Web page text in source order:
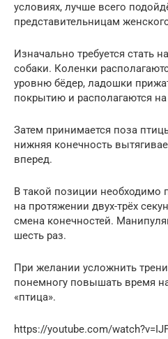
условиях, лучше всего
представительницам
Изначально требуется стать
собаки. Коленки
уровню бёдер, ладошки
покрытию и располагаются
Затем принимается поза
нижняя конечность
вперед.
В такой позиции необходимо
на протяжении двух-трёх
смена конечностей.
шесть раз.
При желании усложнить
понемногу повышать время
«птица».
https://youtube.com/